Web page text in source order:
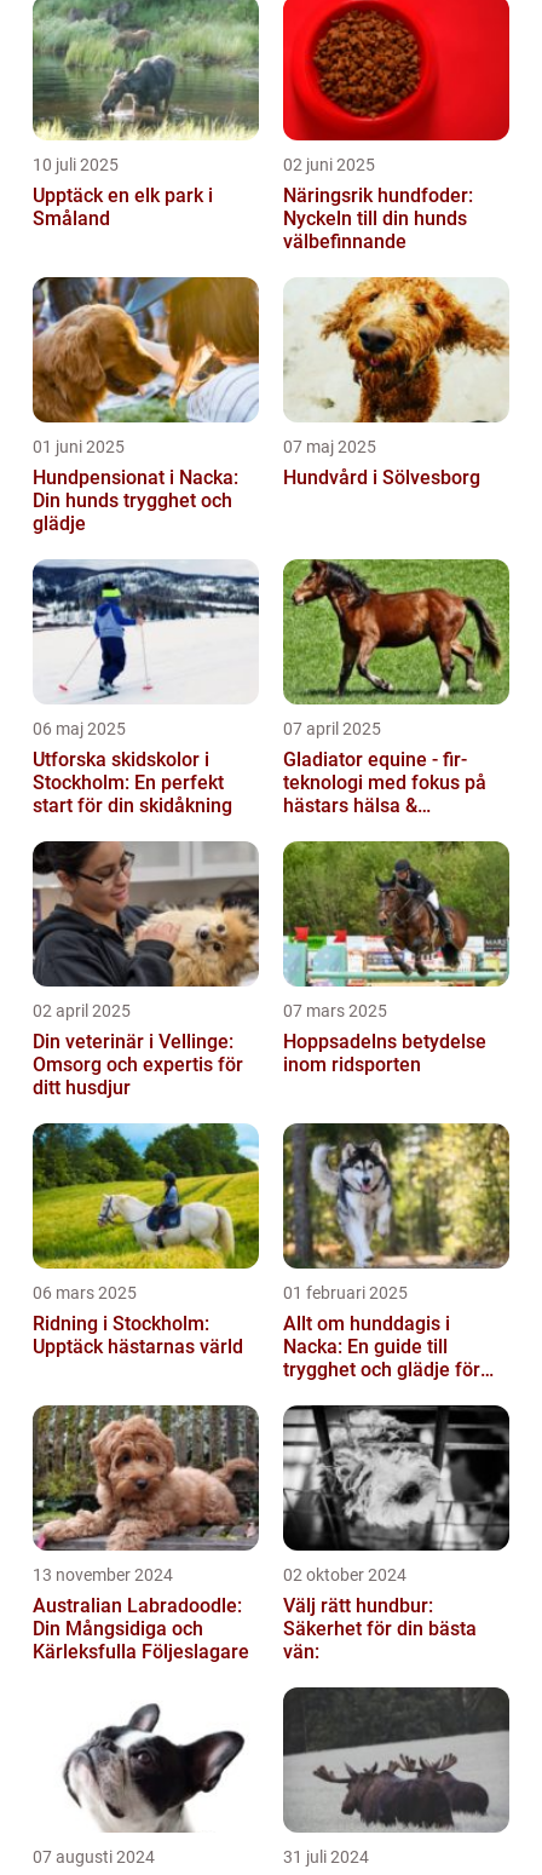
10 juli 2025
Upptäck en elk park i
Småland
02 juni 2025
Näringsrik hundfoder:
Nyckeln till din hunds
välbefinnande
01 juni 2025
Hundpensionat i Nacka:
Din hunds trygghet och
glädje
07 maj 2025
Hundvård i Sölvesborg
06 maj 2025
Utforska skidskolor i
Stockholm: En perfekt
start för din skidåkning
07 april 2025
Gladiator equine - fir-
teknologi med fokus på
hästars hälsa &
02 april 2025
Din veterinär i Vellinge:
Omsorg och expertis för
ditt husdjur
07 mars 2025
Hoppsadelns betydelse
inom ridsporten
06 mars 2025
Ridning i Stockholm:
Upptäck hästarnas värld
01 februari 2025
Allt om hunddagis i
Nacka: En guide till
trygghet och glädje för
13 november 2024
Australian Labradoodle:
Din Mångsidiga och
Kärleksfulla Följeslagare
02 oktober 2024
Välj rätt hundbur:
Säkerhet för din bästa
vän:
07 augusti 2024 31 juli 2024